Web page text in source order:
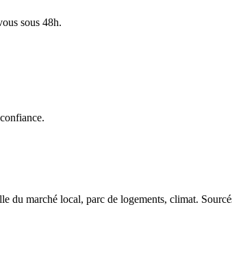
sous 48h.
du marché local, parc de logements, climat.